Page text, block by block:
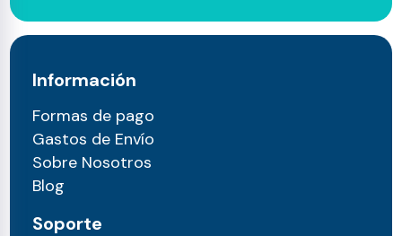
Información
Formas de pago
Gastos de Envío
Sobre Nosotros
Blog
Soporte